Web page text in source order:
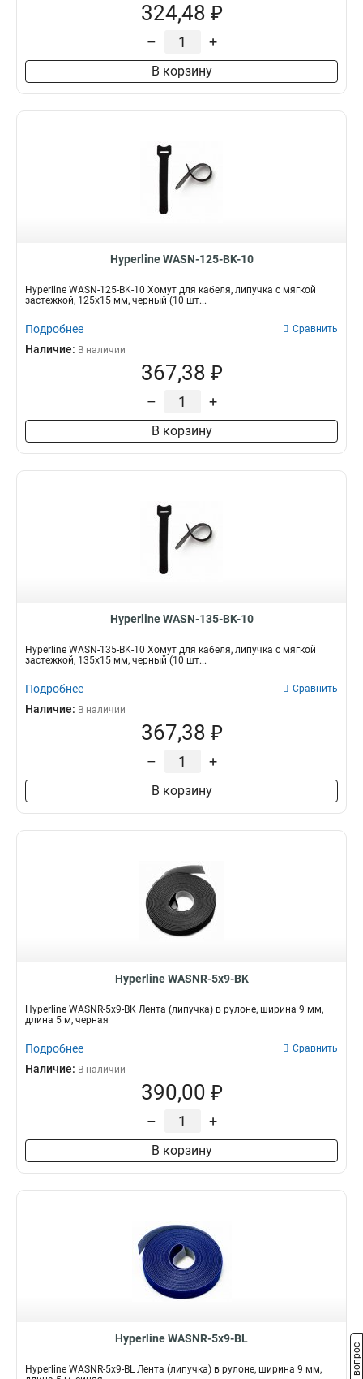
324,48 ₽
– +
В корзину
Hyperline WASN-125-BK-10
Hyperline WASN-125-BK-10 Хомут для кабеля, липучка с мягкой
застежкой, 125x15 мм, черный (10 шт...
Подробнее Сравнить
Наличие: В наличии
367,38 ₽
– +
В корзину
Hyperline WASN-135-BK-10
Hyperline WASN-135-BK-10 Хомут для кабеля, липучка с мягкой
застежкой, 135x15 мм, черный (10 шт...
Подробнее Сравнить
Наличие: В наличии
367,38 ₽
– +
В корзину
Hyperline WASNR-5x9-BK
Hyperline WASNR-5x9-BK Лента (липучка) в рулоне, ширина 9 мм,
длина 5 м, черная
Подробнее Сравнить
Наличие: В наличии
390,00 ₽
– +
В корзину
Hyperline WASNR-5x9-BL
Hyperline WASNR-5x9-BL Лента (липучка) в рулоне, ширина 9 мм,